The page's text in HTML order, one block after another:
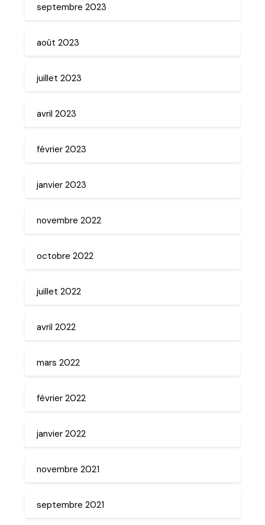
septembre 2023
août 2023
juillet 2023
avril 2023
février 2023
janvier 2023
novembre 2022
octobre 2022
juillet 2022
avril 2022
mars 2022
février 2022
janvier 2022
novembre 2021
septembre 2021